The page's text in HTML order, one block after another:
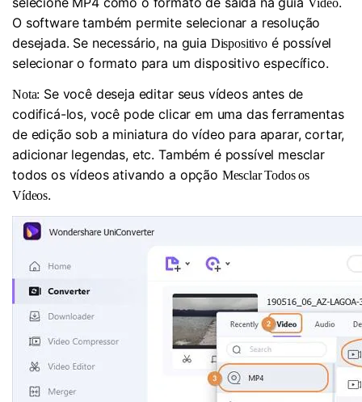
Vídeo
O software também permite selecionar a resolução
desejada. Se necessário, na guia Dispositivoé possível
selecionar o formato para um dispositivo específico.
Nota: Se você deseja editar seus vídeos antes de
codificá-los, você pode clicar em uma das ferramentas
de edição sob a miniatura do vídeo para aparar, cortar,
adicionar legendas, etc. Também é possível mesclar
todos os vídeos ativando a opção Mesclar Todos os
Vídeos.